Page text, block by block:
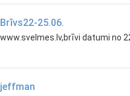
Brīvs22-25.06.
www.svelmes.lv,brīvi datumi no
jeffman